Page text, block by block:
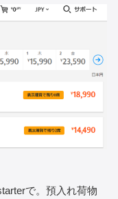
で。預入れ荷物